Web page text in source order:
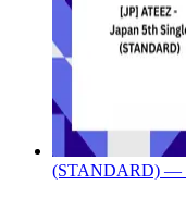
(STANDARD) —